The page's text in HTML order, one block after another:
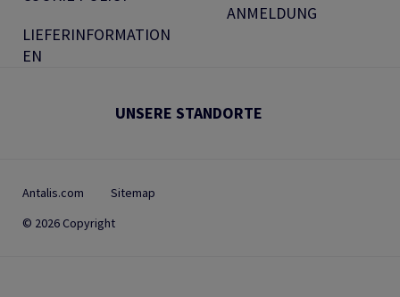
LIEFERINFORMATION
EN
ANMELDUNG
UNSERE STANDORTE
Antalis.com
Sitemap
© 2026 Copyright